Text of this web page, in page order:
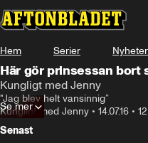
Hem Serier Nyheter
Här gör prinsessan bort
Kungligt med Jenny
"Jag blev helt vansinnig”
Kungligt med Jenny • 14.07.16 •
Se mer
Senast